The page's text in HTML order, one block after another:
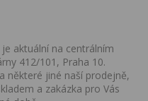
aktuální na centrálním
412/101, Praha 10.
některé jiné naší prodejně,
a zakázka pro Vás